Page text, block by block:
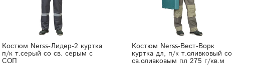
Костюм Nerss-Лидер-2 куртка
п/к т.серый со св. серым с
СОП
Костюм Nerss-Вест-Ворк
куртка дл, п/к т.оливковый со
св.оливковым пл 275 г/кв.м